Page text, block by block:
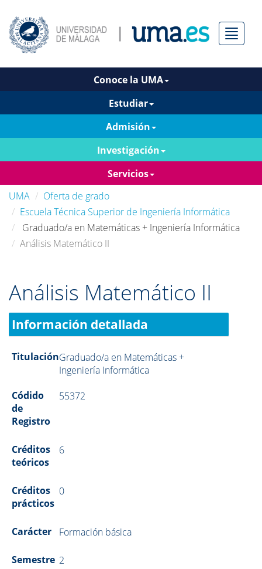
Menú
Conoce la UMA
Estudiar
Admisión
Investigación
Servicios
UMA
Oferta de grado
Escuela Técnica Superior de Ingeniería Informática
Graduado/a en Matemáticas + Ingeniería Informática
Análisis Matemático II
Análisis Matemático II
Información detallada
TitulaciónGraduado/a en Matemáticas +
Ingeniería Informática
Códido
de
Registro
55372
Créditos
teóricos
6
Créditos
prácticos
0
Carácter Formación básica
Semestre 2